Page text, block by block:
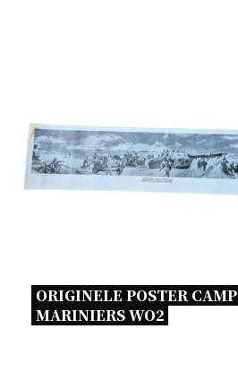
ORIGINELE POSTER
MARINIERS WO2